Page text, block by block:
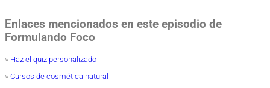
Enlaces mencionados en este episodio de
Formulando Foco
» Haz el quiz personalizado
» Cursos de cosmética natural